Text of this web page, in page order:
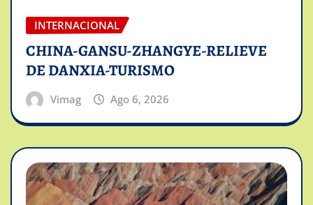
INTERNACIONAL
CHINA-GANSU-ZHANGYE-RELIEVE
DE DANXIA-TURISMO
Vimag Ago 6, 2026